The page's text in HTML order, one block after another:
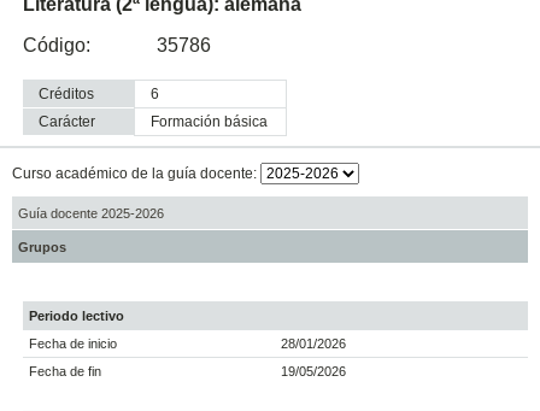
Código:
35786
Créditos
6
Carácter
formación básica
Curso académico de la guía docente:
Guía docente 2025-2026
Grupos
Periodo lectivo
Fecha de inicio
28/01/2026
Fecha de fin
19/05/2026